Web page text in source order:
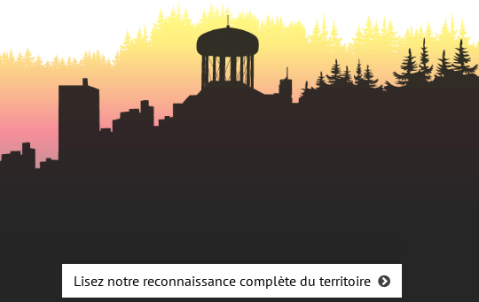
Lisez notre reconnaissance complète du territoire